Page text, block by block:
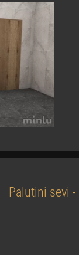
Palutini sevi